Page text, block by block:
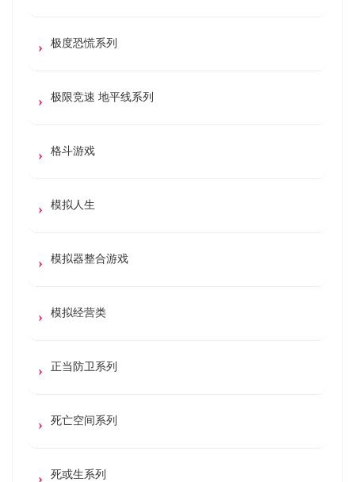
极度恐慌系列
极限竞速 地平线系列
格斗游戏
模拟人生
模拟器整合游戏
模拟经营类
正当防卫系列
死亡空间系列
死或生系列